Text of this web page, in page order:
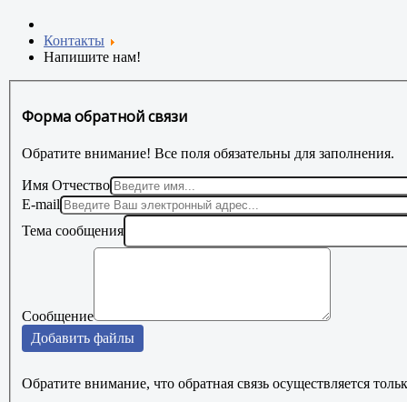
Контакты
Напишите нам!
Форма обратной связи
Обратите внимание! Все поля обязательны для заполнения.
Имя Отчество
E-mail
Тема сообщения
Сообщение
Добавить файлы
Обратите внимание, что обратная связь осуществляется